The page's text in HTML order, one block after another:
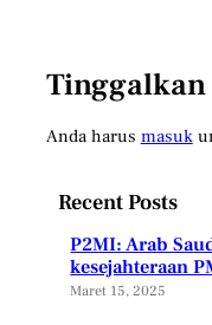
Tinggalkan
Anda harus masuk
Recent Posts
P2MI: Arab
kesejahteraan
Maret 15, 2025